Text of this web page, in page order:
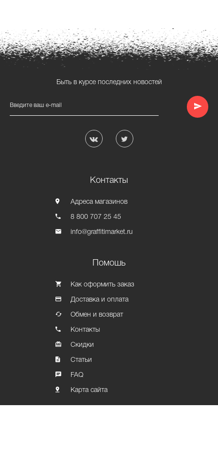
Быть в курсе последних новостей
Введите ваш e-mail
Контакты
Адреса магазинов
8 800 707 25 45
info@graffitimarket.ru
Помошь
Как оформить заказ
Доставка и оплата
Обмен и возврат
Контакты
Скидки
Статьи
FAQ
Карта сайта